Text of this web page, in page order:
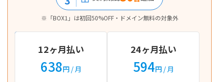
※「BOX1」は初回50%OFF・ドメイン無料の対象外
12ヶ月払い
638円/ 月
24ヶ月払い
594円/ 月